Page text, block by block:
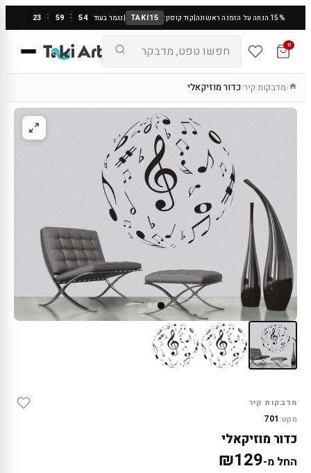
15% הנחה על הזמנה ראשונה |קוד קופון: TAKI15
|נגמר בעוד 23 : 59 : 53
0
›מדבקות קיר›כדור מוזיקאלי
מדבקות קיר
מקט:701
כדור מוזיקאלי
החל מ- ₪129